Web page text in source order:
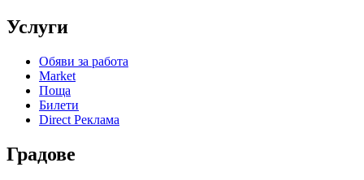
Услуги
Обяви за работа
Market
Поща
Билети
Direct Реклама
Градове